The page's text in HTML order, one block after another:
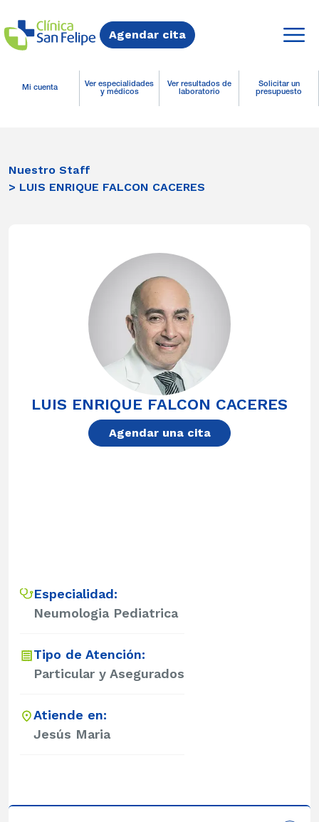
Agendar cita
Mi cuenta
Ver especialidades
y médicos
Ver resultados de
laboratorio
Solicitar un
presupuesto
Nuestro Staff
> LUIS ENRIQUE FALCON CACERES
LUIS ENRIQUE FALCON CACERES
Agendar una cita
Especialidad:
Neumologia Pediatrica
Tipo de Atención:
Particular y Asegurados
Atiende en:
Jesús Maria